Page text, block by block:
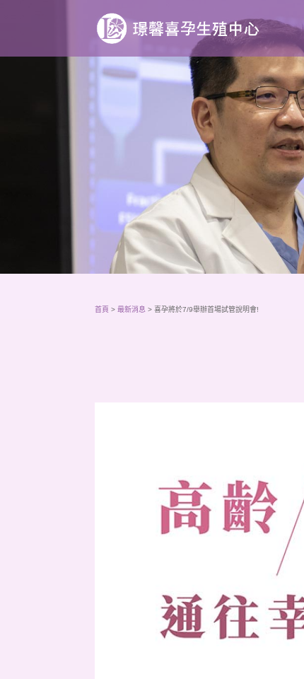
首頁 >最新消息 >喜孕將於7/9舉辦首場試管說明會!